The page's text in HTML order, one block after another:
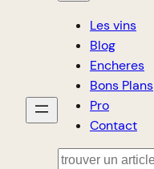
Les vins
Blog
Encheres
Bons Plans
Pro
Contact
Rechercher